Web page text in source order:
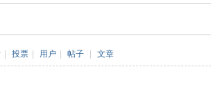
投票 用户 帖子 文章